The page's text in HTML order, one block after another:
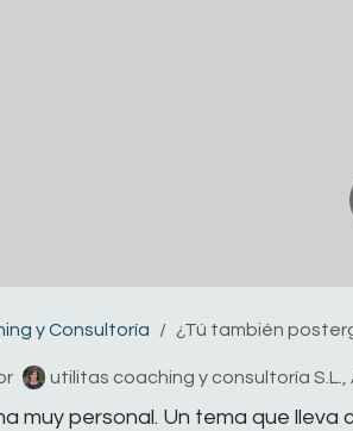
y Consultoría ¿Tú también
utilitas coaching y consultoría S.L.,
muy personal. Un tema que lleva